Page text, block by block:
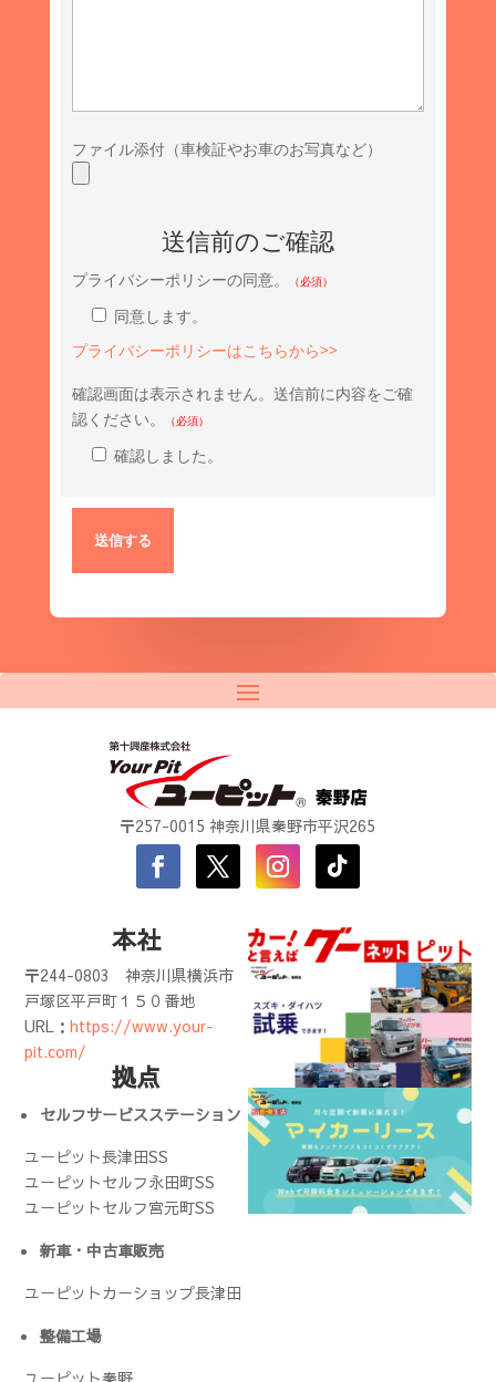
ファイル添付（車検証やお車のお写真など）
送信前のご確認
プライバシーポリシーの同意。 （必須）
同意します。
プライバシーポリシーはこちらから>>
確認画面は表示されません。送信前に内容をご確
認ください。
（必須）
確認しました。
〒257-0015 神奈川県秦野市平沢265
本社
〒244-0803神奈川県横浜市
戸塚区平戸町１５０番地
URL：https://www.your-
pit.com/
拠点
セルフサービスステーション
ユーピット長津田SS
ユーピットセルフ永田町SS
ユーピットセルフ宮元町SS
新車・中古車販売
ユーピットカーショップ長津田
整備工場